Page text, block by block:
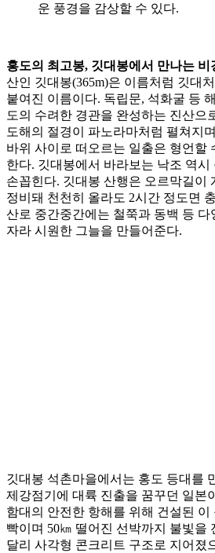
운 풍경을 감상할 수 있다.
홍도의 최고봉, 깃대봉에서 만나는 비
산인 깃대봉(365m)은 이름처럼 깃대
붙여진 이름이다. 독립문, 석화굴 등
도의 수려한 경관을 완성하는 진산으
도해의 절경이 파노라마처럼 펼쳐지
바위 사이로 떠오르는 일출은 형언할
한다. 깃대봉에서 바라보는 낙조 역시
손꼽힌다. 깃대봉 산행은 오르막길이
정비돼 천천히 올라도 2시간 정도면
산로 중간중간에는 철쭉과 동백 등 다
자라 시원한 그늘을 만들어준다.
깃대봉 석촌마을에서는 홍도 등대를
제강점기에 대륙 진출을 꿈꾸던 일본
함대의 안전한 항해를 위해 건설된 이
빡이며 50㎞ 떨어진 선박까지 불빛을
달리 사각형 콘크리트 구조로 지어졌